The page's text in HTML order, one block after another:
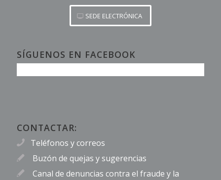
SEDE ELECTRÓNICA
SÍGUENOS EN FACEBOOK
CONTACTAR:
Teléfonos y correos
Buzón de quejas y sugerencias
Canal de denuncias contra el fraude y la